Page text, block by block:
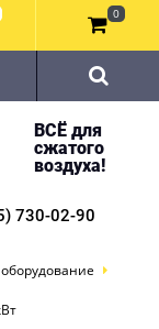
ВСЁ для
сжатого
воздуха!
730-02-90
0